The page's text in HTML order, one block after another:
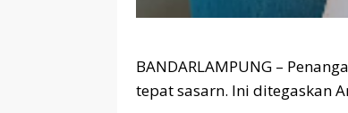
BANDARLAMPUNG –
tepat sasarn. Ini ditegaskan